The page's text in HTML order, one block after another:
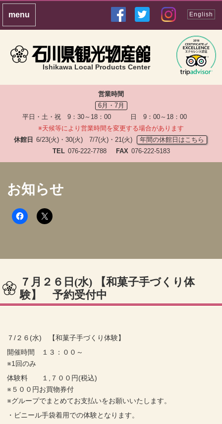
Ishikawa Local Products Center
English
営業時間
6月・7月
平日・土・祝 9：30～18：00 日 9：00～18：00
※天候等により営業時間を変更する場合があります
休館日 6/23(火)・30(火) 7/7(火)・21(火)
年間の休館日はこちら
TEL 076-222-7788 FAX 076-222-5183
お知らせ
７月２６日(水) 【和菓子手づくり体
験】 予約受付中
７/２６(水) 【和菓子手づくり体験】
開催時間 １３：００～
※1回のみ
体験料 １,７００円(税込)
※５００円お買物券付
※グループでまとめてお支払いをお願いいたします。
・ビニール手袋着用での体験となります。